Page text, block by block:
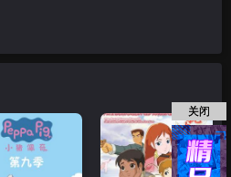
关闭